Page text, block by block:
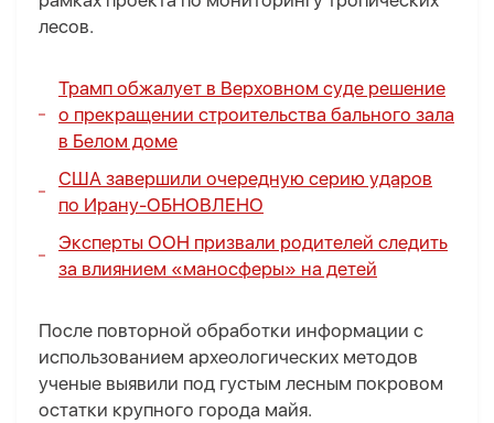
лесов.
Трамп обжалует в Верховном суде решение
о прекращении строительства бального зала
в Белом доме
США завершили очередную серию ударов
по Ирану-ОБНОВЛЕНО
Эксперты ООН призвали родителей следить
за влиянием «маносферы» на детей
После повторной обработки информации с
использованием археологических методов
ученые выявили под густым лесным покровом
остатки крупного города майя.